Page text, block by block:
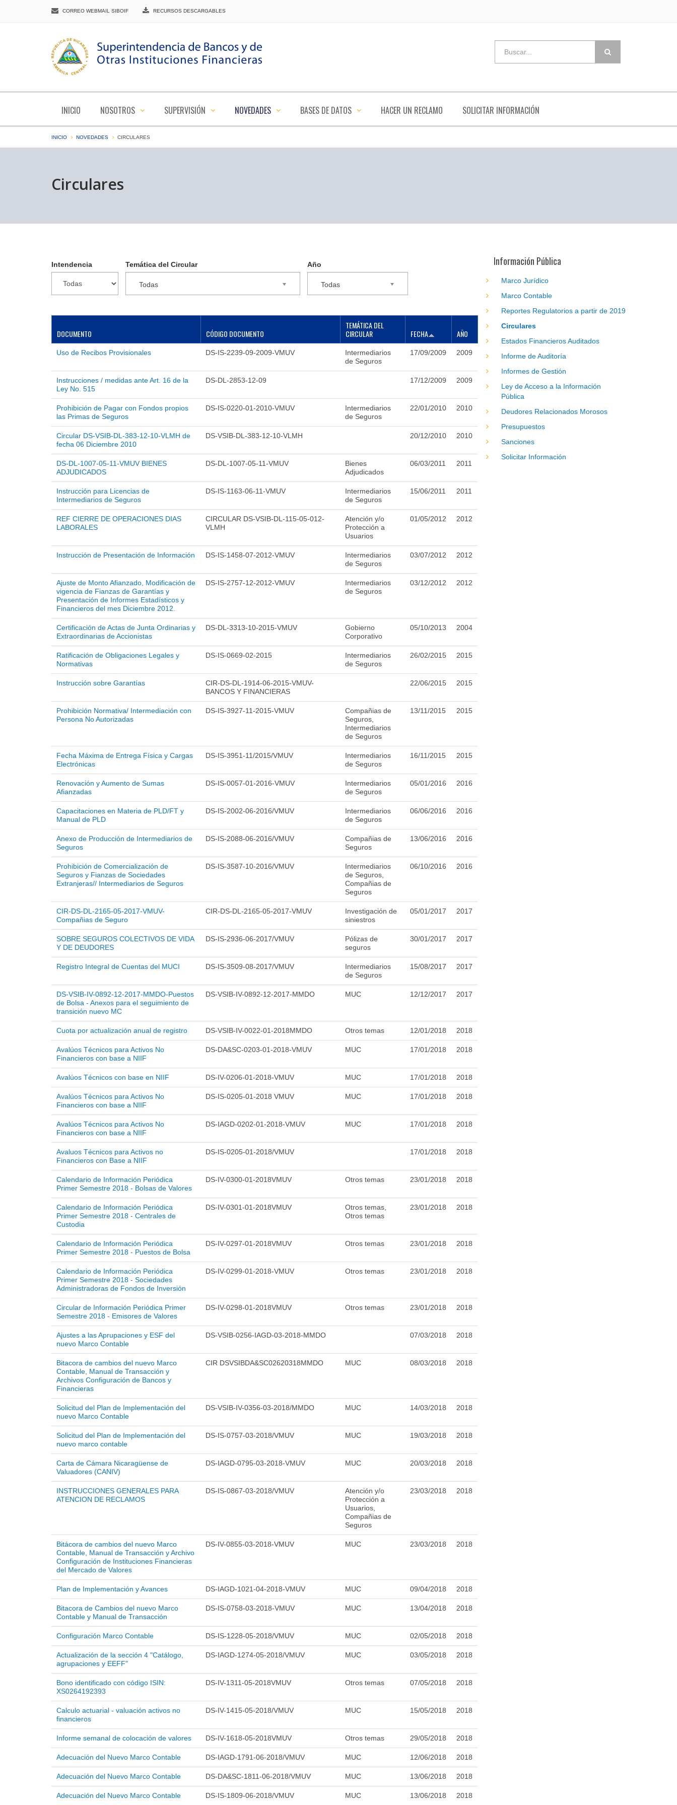
CORREO WEBMAIL SIBOIF RECURSOS DESCARGABLES
INICIO NOSOTROS SUPERVISIÓN NOVEDADES BASES DE DATOS HACER UN RECLAMO SOLICITAR INFORMACIÓN
INICIO NOVEDADES CIRCULARES
Circulares
Intendencia Temática del Circular
Todas
Año
Todas
DOCUMENTO CÓDIGO DOCUMENTO
TEMÁTICA DEL
CIRCULAR
FECHA AÑO
Uso de Recibos Provisionales DS-IS-2239-09-2009-VMUV
Intermediarios
de Seguros
17/09/2009 2009
Instrucciones / medidas ante Art. 16 de la
Ley No. 515
DS-DL-2853-12-09 17/12/2009 2009
Prohibición de Pagar con Fondos propios
las Primas de Seguros
DS-IS-0220-01-2010-VMUV
Intermediarios
de Seguros
22/01/2010 2010
Circular DS-VSIB-DL-383-12-10-VLMH de
fecha 06 Diciembre 2010
DS-VSIB-DL-383-12-10-VLMH 20/12/2010 2010
DS-DL-1007-05-11-VMUV BIENES
ADJUDICADOS
DS-DL-1007-05-11-VMUV
Bienes
Adjudicados
06/03/2011 2011
Instrucción para Licencias de
Intermediarios de Seguros
DS-IS-1163-06-11-VMUV
Intermediarios
de Seguros
15/06/2011 2011
REF CIERRE DE OPERACIONES DIAS
LABORALES
CIRCULAR DS-VSIB-DL-115-05-012-
VLMH
Atención y/o
Protección a
Usuarios
01/05/2012 2012
Instrucción de Presentación de Información DS-IS-1458-07-2012-VMUV
Intermediarios
de Seguros
03/07/2012 2012
Ajuste de Monto Afianzado, Modificación de
vigencia de Fianzas de Garantías y
Presentación de Informes Estadísticos y
Financieros del mes Diciembre 2012.
DS-IS-2757-12-2012-VMUV
Intermediarios
de Seguros
03/12/2012 2012
Certificación de Actas de Junta Ordinarias y
Extraordinarias de Accionistas
DS-DL-3313-10-2015-VMUV
Gobierno
Corporativo
05/10/2013 2004
Ratificación de Obligaciones Legales y
Normativas
DS-IS-0669-02-2015
Intermediarios
de Seguros
26/02/2015 2015
Instrucción sobre Garantías
CIR-DS-DL-1914-06-2015-VMUV-
BANCOS Y FINANCIERAS
22/06/2015 2015
Prohibición Normativa/ Intermediación con
Persona No Autorizadas
DS-IS-3927-11-2015-VMUV
Compañias de
Seguros,
Intermediarios
de Seguros
13/11/2015 2015
Fecha Máxima de Entrega Física y Cargas
Electrónicas
DS-IS-3951-11/2015/VMUV
Intermediarios
de Seguros
16/11/2015 2015
Renovación y Aumento de Sumas
Afianzadas
DS-IS-0057-01-2016-VMUV
Intermediarios
de Seguros
05/01/2016 2016
Capacitaciones en Materia de PLD/FT y
Manual de PLD
DS-IS-2002-06-2016/VMUV
Intermediarios
de Seguros
06/06/2016 2016
Anexo de Producción de Intermediarios de
Seguros
DS-IS-2088-06-2016/VMUV
Compañias de
Seguros
13/06/2016 2016
Prohibición de Comercialización de
Seguros y Fianzas de Sociedades
Extranjeras// Intermediarios de Seguros
DS-IS-3587-10-2016/VMUV
Intermediarios
de Seguros,
Compañias de
Seguros
06/10/2016 2016
CIR-DS-DL-2165-05-2017-VMUV-
Compañias de Seguro
CIR-DS-DL-2165-05-2017-VMUV
Investigación de
siniestros
05/01/2017 2017
SOBRE SEGUROS COLECTIVOS DE VIDA
Y DE DEUDORES
DS-IS-2936-06-2017/VMUV
Pólizas de
seguros
30/01/2017 2017
Registro Integral de Cuentas del MUCI DS-IS-3509-08-2017/VMUV
Intermediarios
de Seguros
15/08/2017 2017
DS-VSIB-IV-0892-12-2017-MMDO-Puestos
de Bolsa - Anexos para el seguimiento de
transición nuevo MC
DS-VSIB-IV-0892-12-2017-MMDO MUC 12/12/2017 2017
Cuota por actualización anual de registro DS-VSIB-IV-0022-01-2018MMDO Otros temas 12/01/2018 2018
Avalúos Técnicos para Activos No
Financieros con base a NIIF
DS-DA&SC-0203-01-2018-VMUV MUC 17/01/2018 2018
Avalúos Técnicos con base en NIIF DS-IV-0206-01-2018-VMUV MUC 17/01/2018 2018
Avalúos Técnicos para Activos No
Financieros con base a NIIF
DS-IS-0205-01-2018 VMUV MUC 17/01/2018 2018
Avalúos Técnicos para Activos No
Financieros con base a NIIF
DS-IAGD-0202-01-2018-VMUV MUC 17/01/2018 2018
Avaluos Técnicos para Activos no
Financieros con Base a NIIF
DS-IS-0205-01-2018/VMUV 17/01/2018 2018
Calendario de Información Periódica
Primer Semestre 2018 - Bolsas de Valores
DS-IV-0300-01-2018VMUV Otros temas 23/01/2018 2018
Calendario de Información Periódica
Primer Semestre 2018 - Centrales de
Custodia
DS-IV-0301-01-2018VMUV
Otros temas,
Otros temas
23/01/2018 2018
Calendario de Información Periódica
Primer Semestre 2018 - Puestos de Bolsa
DS-IV-0297-01-2018VMUV Otros temas 23/01/2018 2018
Calendario de Información Periódica
Primer Semestre 2018 - Sociedades
Administradoras de Fondos de Inversión
DS-IV-0299-01-2018-VMUV Otros temas 23/01/2018 2018
Circular de Información Periódica Primer
Semestre 2018 - Emisores de Valores
DS-IV-0298-01-2018VMUV Otros temas 23/01/2018 2018
Ajustes a las Aprupaciones y ESF del
nuevo Marco Contable
DS-VSIB-0256-IAGD-03-2018-MMDO 07/03/2018 2018
Bitacora de cambios del nuevo Marco
Contable, Manual de Transacción y
Archivos Configuración de Bancos y
Financieras
CIR DSVSIBDA&SC02620318MMDO MUC 08/03/2018 2018
Solicitud del Plan de Implementación del
nuevo Marco Contable
DS-VSIB-IV-0356-03-2018/MMDO MUC 14/03/2018 2018
Solicitud del Plan de Implementación del
nuevo marco contable
DS-IS-0757-03-2018/VMUV MUC 19/03/2018 2018
Carta de Cámara Nicaragüense de
Valuadores (CANIV)
DS-IAGD-0795-03-2018-VMUV MUC 20/03/2018 2018
INSTRUCCIONES GENERALES PARA
ATENCION DE RECLAMOS
DS-IS-0867-03-2018/VMUV
Atención y/o
Protección a
Usuarios,
Compañias de
Seguros
23/03/2018 2018
Bitácora de cambios del nuevo Marco
Contable, Manual de Transacción y Archivo
Configuración de Instituciones Financieras
del Mercado de Valores
DS-IV-0855-03-2018-VMUV MUC 23/03/2018 2018
Plan de Implementación y Avances DS-IAGD-1021-04-2018-VMUV MUC 09/04/2018 2018
Bitacora de Cambios del nuevo Marco
Contable y Manual de Transacción
DS-IS-0758-03-2018-VMUV MUC 13/04/2018 2018
Configuración Marco Contable DS-IS-1228-05-2018/VMUV MUC 02/05/2018 2018
Actualización de la sección 4 "Catálogo,
agrupaciones y EEFF"
DS-IAGD-1274-05-2018/VMUV MUC 03/05/2018 2018
Bono identificado con código ISIN:
XS0264192393
DS-IV-1311-05-2018VMUV Otros temas 07/05/2018 2018
Calculo actuarial - valuación activos no
financieros
DS-IV-1415-05-2018/VMUV MUC 15/05/2018 2018
Informe semanal de colocación de valores DS-IV-1618-05-2018VMUV Otros temas 29/05/2018 2018
Adecuación del Nuevo Marco Contable DS-IAGD-1791-06-2018/VMUV MUC 12/06/2018 2018
Adecuación del Nuevo Marco Contable DS-DA&SC-1811-06-2018/VMUV MUC 13/06/2018 2018
Adecuación del Nuevo Marco Contable DS-IS-1809-06-2018/VMUV MUC 13/06/2018 2018
Información Pública
Marco Jurídico
Marco Contable
Reportes Regulatorios a partir de 2019
Circulares
Estados Financieros Auditados
Informe de Auditoría
Informes de Gestión
Ley de Acceso a la Información
Pública
Deudores Relacionados Morosos
Presupuestos
Sanciones
Solicitar Información